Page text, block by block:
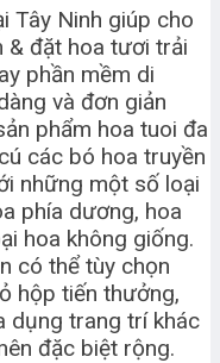
Tây Ninh giúp cho
& đặt hoa tươi trải
phần mềm di
và đơn giản
phẩm hoa tuoi đa
các bó hoa truyền
những một số loại
phía dương, hoa
hoa không giống.
có thể tùy chọn
hộp tiến thưởng,
dụng trang trí khác
đặc biệt rộng.